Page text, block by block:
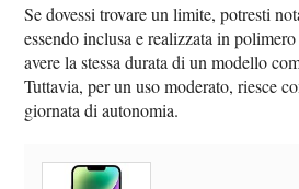
Se dovessi trovare un limite, potresti
essendo inclusa e realizzata in
avere la stessa durata di un modello
Tuttavia, per un uso moderato, riesce
giornata di autonomia.